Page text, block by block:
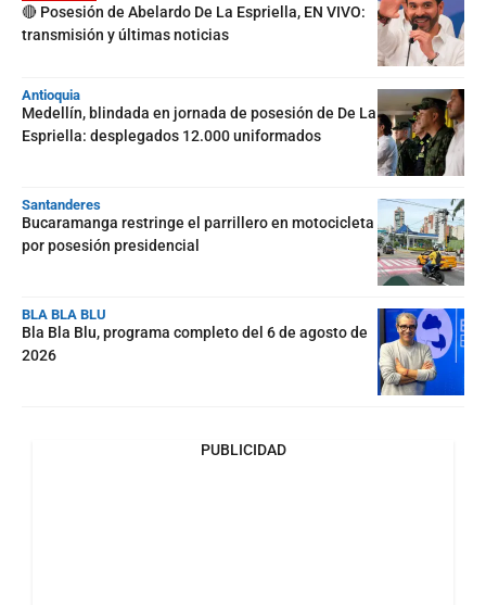
🔴 Posesión de Abelardo De La Espriella, EN VIVO:
transmisión y últimas noticias
Antioquia
Medellín, blindada en jornada de posesión de De La
Espriella: desplegados 12.000 uniformados
Santanderes
Bucaramanga restringe el parrillero en motocicleta
por posesión presidencial
BLA BLA BLU
Bla Bla Blu, programa completo del 6 de agosto de
2026
PUBLICIDAD